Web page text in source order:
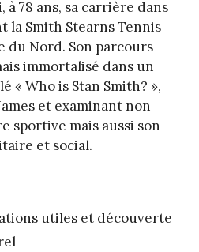
78 ans, sa carrière dans
la Smith Stearns Tennis
du Nord. Son parcours
immortalisé dans un
« Who is Stan Smith? »,
et examinant non
sportive mais aussi son
et social.
utiles et découverte